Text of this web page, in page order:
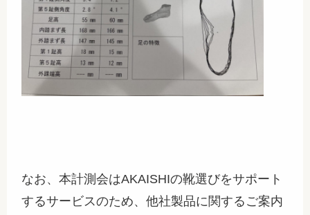
なお、本計測会はAKAISHIの靴選びをサポート
するサービスのため、他社製品に関するご案内